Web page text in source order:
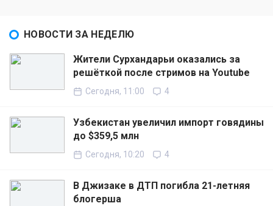
НОВОСТИ ЗА НЕДЕЛЮ
Жители Сурхандарьи оказались за
решёткой после стримов на Youtube
Сегодня, 11:00 4
Узбекистан увеличил импорт говядины
до $359,5 млн
Сегодня, 10:20 4
В Джизаке в ДТП погибла 21-летняя
блогерша